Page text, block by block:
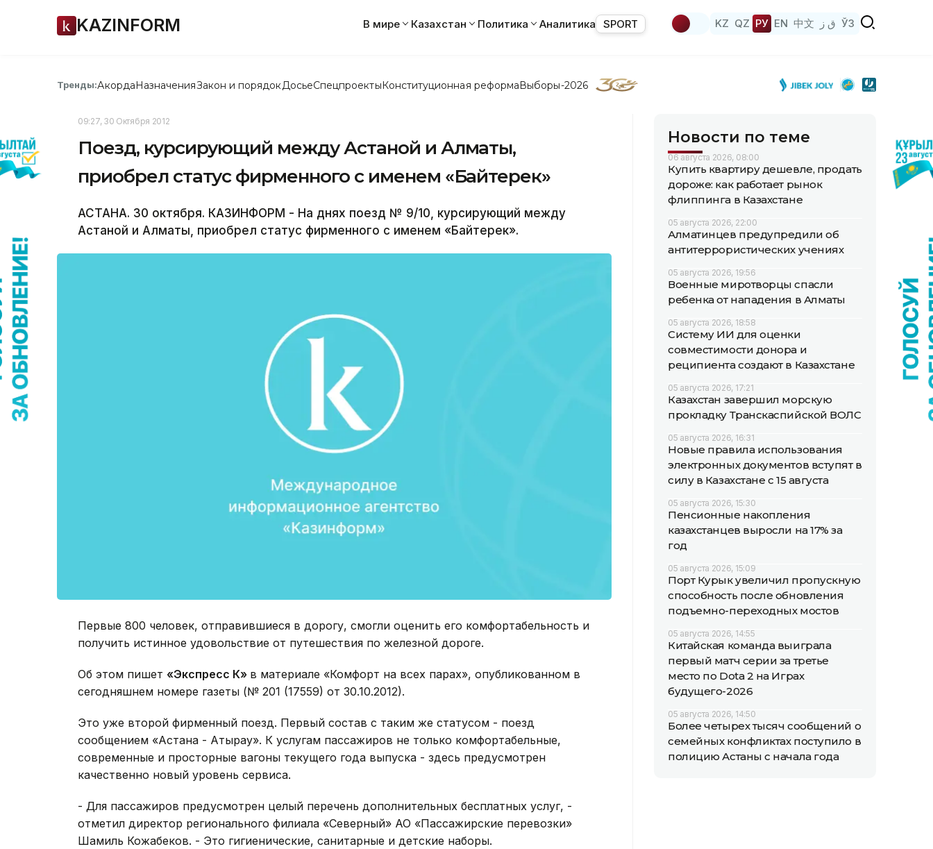
KAZINFORM В мире Казахстан Политика Аналитика SPORT KZ QZ РУ EN 中文 ق ز ЎЗ
Тренды:АкордаНазначенияЗакон и порядок ДосьеСпецпроектыКонституционная реформаВыборы-2026
09:27, 30 Октября 2012
Поезд, курсирующий между Астаной и Алматы,
приобрел статус фирменного с именем «Байтерек»
АСТАНА. 30 октября. КАЗИНФОРМ - На днях поезд № 9/10, курсирующий между
Астаной и Алматы, приобрел статус фирменного с именем «Байтерек».
Первые 800 человек, отправившиеся в дорогу, смогли оценить его комфортабельность и
получить истинное удовольствие от путешествия по железной дороге.
Об этом пишет «Экспресс К» в материале «Комфорт на всех парах», опубликованном в
сегодняшнем номере газеты (№ 201 (17559) от 30.10.2012).
Это уже второй фирменный поезд. Первый состав с таким же статусом - поезд
сообщением «Астана - Атырау». К услугам пассажиров не только комфортабельные,
современные и просторные вагоны текущего года выпуска - здесь предусмотрен
качественно новый уровень сервиса.
- Для пассажиров предусмотрен целый перечень дополнительных бесплатных услуг, -
отметил директор регионального филиала «Северный» АО «Пассажирские перевозки»
Шамиль Кожабеков. - Это гигиенические, санитарные и детские наборы.
Новости по теме
06 августа 2026, 08:00
Купить квартиру дешевле, продать
дороже: как работает рынок
флиппинга в Казахстане
05 августа 2026, 22:00
Алматинцев предупредили об
антитеррористических учениях
05 августа 2026, 19:56
Военные миротворцы спасли
ребенка от нападения в Алматы
05 августа 2026, 18:58
Систему ИИ для оценки
совместимости донора и
реципиента создают в Казахстане
05 августа 2026, 17:21
Казахстан завершил морскую
прокладку Транскаспийской ВОЛС
05 августа 2026, 16:31
Новые правила использования
электронных документов вступят в
силу в Казахстане с 15 августа
05 августа 2026, 15:30
Пенсионные накопления
казахстанцев выросли на 17% за
год
05 августа 2026, 15:09
Порт Курык увеличил пропускную
способность после обновления
подъемно-переходных мостов
05 августа 2026, 14:55
Китайская команда выиграла
первый матч серии за третье
место по Dota 2 на Играх
будущего-2026
05 августа 2026, 14:50
Более четырех тысяч сообщений о
семейных конфликтах поступило в
полицию Астаны с начала года